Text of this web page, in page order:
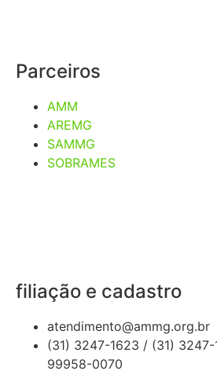
Parceiros
AMM
AREMG
SAMMG
SOBRAMES
filiação e cadastro
atendimento@ammg.org.br
(31) 3247-1623 / (31) 3247-
99958-0070